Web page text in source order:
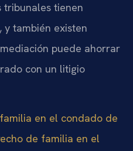
tribunales tienen
y también existen
puede ahorrar
con un litigio
en el condado de
de familia en el